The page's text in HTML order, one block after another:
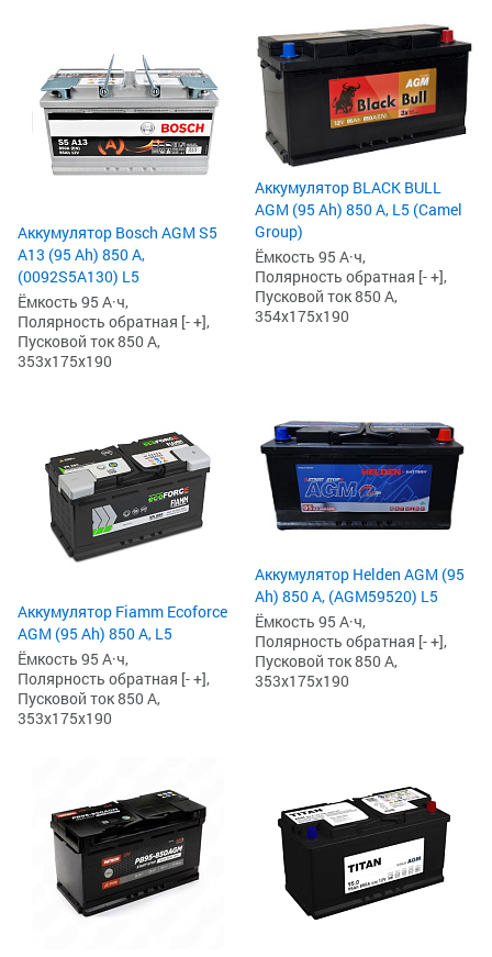
Аккумулятор Bosch AGM S5
А13 (95 Ah) 850 А,
(0092S5A130) L5
Ёмкость 95 А·ч,
Полярность обратная [- +],
Пусковой ток 850 А,
353x175x190
Аккумулятор BLACK BULL
AGM (95 Ah) 850 А, L5 (Camel
Group)
Ёмкость 95 А·ч,
Полярность обратная [- +],
Пусковой ток 850 А,
354x175x190
Аккумулятор Fiamm Ecoforce
AGM (95 Ah) 850 A, L5
Ёмкость 95 А·ч,
Полярность обратная [- +],
Пусковой ток 850 А,
353x175x190
Аккумулятор Helden AGM (95
Ah) 850 А, (AGM59520) L5
Ёмкость 95 А·ч,
Полярность обратная [- +],
Пусковой ток 850 А,
353x175x190